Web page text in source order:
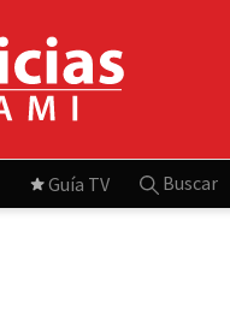
Guía TV Buscar